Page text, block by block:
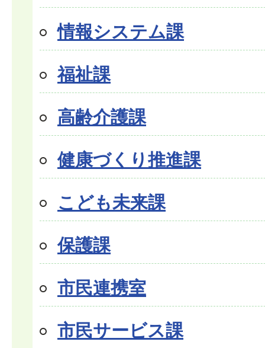
情報システム課
福祉課
高齢介護課
健康づくり推進課
こども未来課
保護課
市民連携室
市民サービス課